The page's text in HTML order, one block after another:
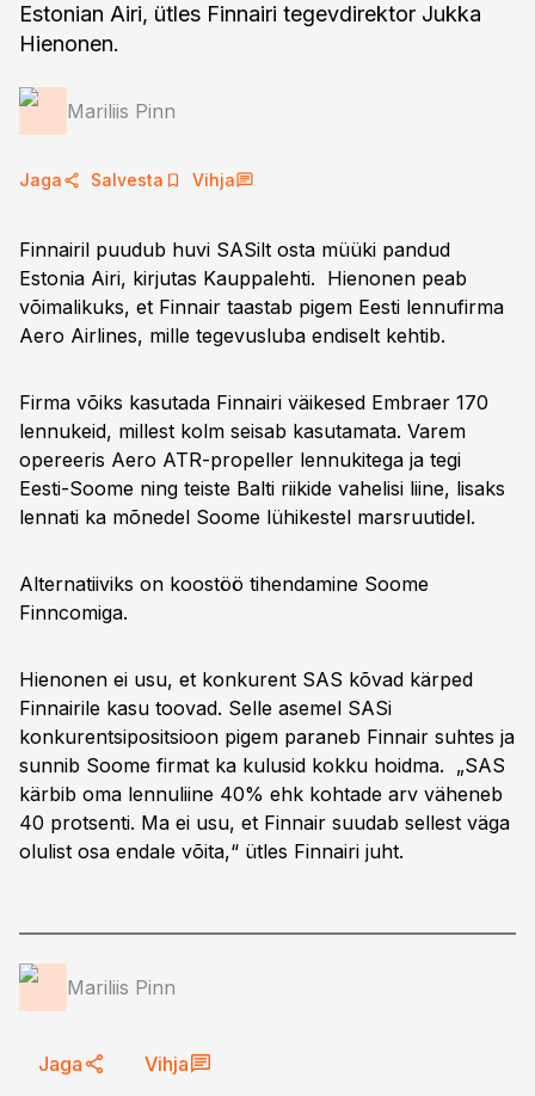
Estonian Airi, ütles Finnairi tegevdirektor Jukka
Hienonen.
Mariliis Pinn
Jaga Salvesta Vihja
Finnairil puudub huvi SASilt osta müüki pandud
Estonia Airi, kirjutas Kauppalehti. Hienonen peab
võimalikuks, et Finnair taastab pigem Eesti lennufirma
Aero Airlines, mille tegevusluba endiselt kehtib.
Firma võiks kasutada Finnairi väikesed Embraer 170
lennukeid, millest kolm seisab kasutamata. Varem
opereeris Aero ATR-propeller lennukitega ja tegi
Eesti-Soome ning teiste Balti riikide vahelisi liine, lisaks
lennati ka mõnedel Soome lühikestel marsruutidel.
Alternatiiviks on koostöö tihendamine Soome
Finncomiga.
Hienonen ei usu, et konkurent SAS kõvad kärped
Finnairile kasu toovad. Selle asemel SASi
konkurentsipositsioon pigem paraneb Finnair suhtes ja
sunnib Soome firmat ka kulusid kokku hoidma. „SAS
kärbib oma lennuliine 40% ehk kohtade arv väheneb
40 protsenti. Ma ei usu, et Finnair suudab sellest väga
olulist osa endale võita,“ ütles Finnairi juht.
Mariliis Pinn
Jaga Vihja